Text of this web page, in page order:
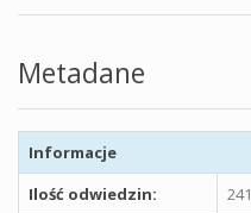
Metadane
Informacje
Ilość odwiedzin:
241